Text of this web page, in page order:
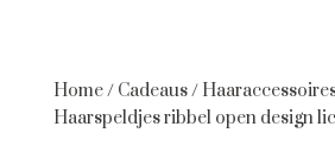
Home/ Cadeaus/
Haarspeldjes ribbel open design